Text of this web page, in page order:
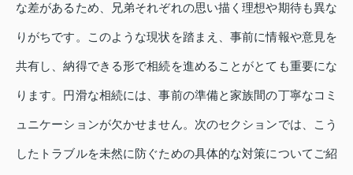
な差があるため、兄弟それぞれの思い描く理想や期待も異な
りがちです。このような現状を踏まえ、事前に情報や意見を
共有し、納得できる形で相続を進めることがとても重要にな
ります。円滑な相続には、事前の準備と家族間の丁寧なコミ
ュニケーションが欠かせません。次のセクションでは、こう
したトラブルを未然に防ぐための具体的な対策についてご紹